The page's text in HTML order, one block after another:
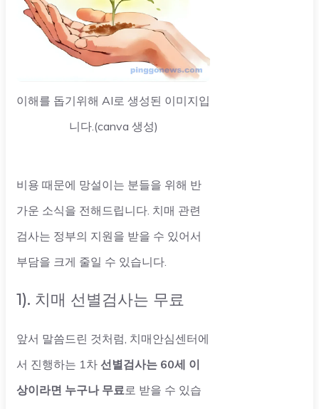
이해를 돕기위해 AI로 생성된 이미지입
니다.(canva 생성)
비용 때문에 망설이는 분들을 위해 반
가운 소식을 전해드립니다. 치매 관련
검사는 정부의 지원을 받을 수 있어서
부담을 크게 줄일 수 있습니다.
1). 치매 선별검사는 무료
앞서 말씀드린 것처럼, 치매안심센터에
서 진행하는 1차 선별검사는 60세 이
상이라면 누구나 무료 로 받을 수 있습